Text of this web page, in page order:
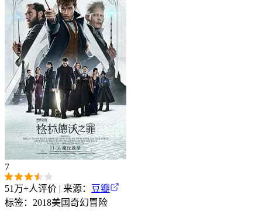
7
51万+人评价 | 来源：
豆瓣
标签： 2018美国奇幻冒险